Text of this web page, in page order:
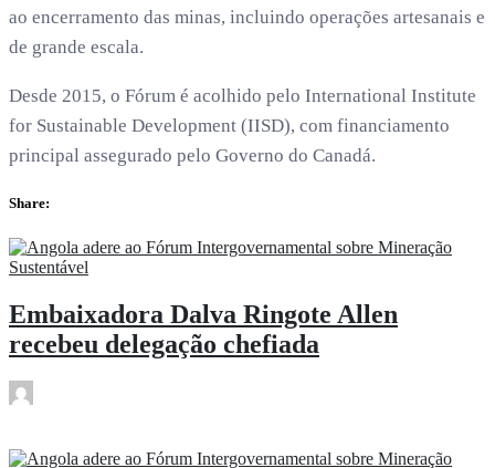
ao encerramento das minas, incluindo operações artesanais e
de grande escala.
Desde 2015, o Fórum é acolhido pelo International Institute
for Sustainable Development (IISD), com financiamento
principal assegurado pelo Governo do Canadá.
Share:
Embaixadora Dalva Ringote Allen
recebeu delegação chefiada